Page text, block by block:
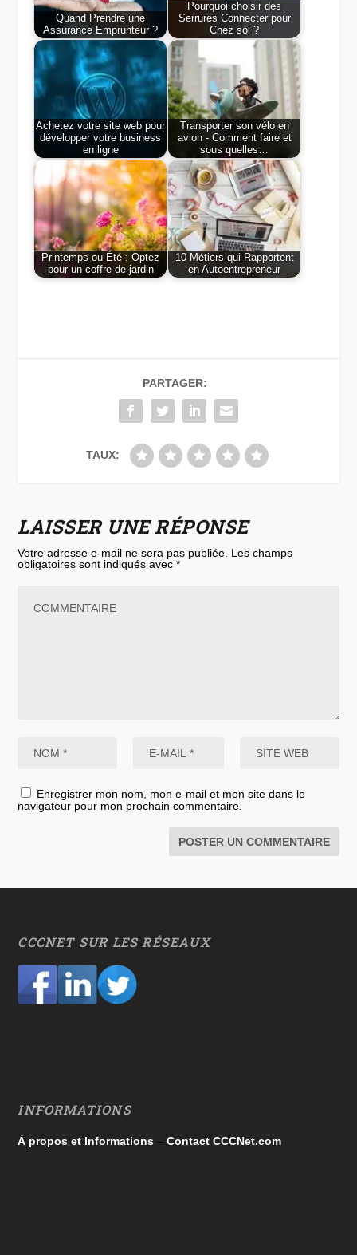
Quand Prendre une
Assurance Emprunteur ?
Pourquoi choisir des
Serrures Connecter pour
Chez soi ?
Achetez votre site web pour
développer votre business
en ligne
Transporter son vélo en
avion - Comment faire et
sous quelles…
Printemps ou Été : Optez
pour un coffre de jardin
10 Métiers qui Rapportent
en Autoentrepreneur
PARTAGER:
TAUX:
LAISSER UNE RÉPONSE
Votre adresse e-mail ne sera pas publiée. Les champs
obligatoires sont indiqués avec*
Enregistrer mon nom, mon e-mail et mon site dans le
navigateur pour mon prochain commentaire.
CCCNET SUR LES RÉSEAUX
INFORMATIONS
À propos et Informations –Contact CCCNet.com